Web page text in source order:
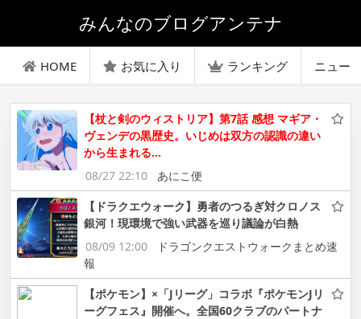
みんなのブログアンテナ
HOME お気に入り ランキング ニュー
【杖と剣のウィストリア】第7話 感想 マギア・
ヴェンデの黒歴史。いじめは双方の認識の違い
から生まれる…
08/27 22:10
あにこ便
【ドラクエウォーク】勇者のつるぎ対クロノス
銀河！現環境で強い武器を巡り議論が白熱
08/09 12:00
ドラゴンクエストウォークまとめ速
報
【ポケモン】×「Jリーグ」コラボ『ポケモンJリ
ーグフェス』開催へ。全国60クラブのパートナ